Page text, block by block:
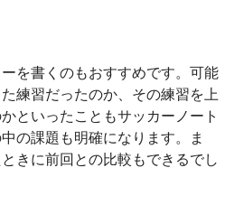
を書くのもおすすめです。可能
練習だったのか、その練習を上
といったこともサッカーノート
の課題も明確になります。ま
きに前回との比較もできるでし